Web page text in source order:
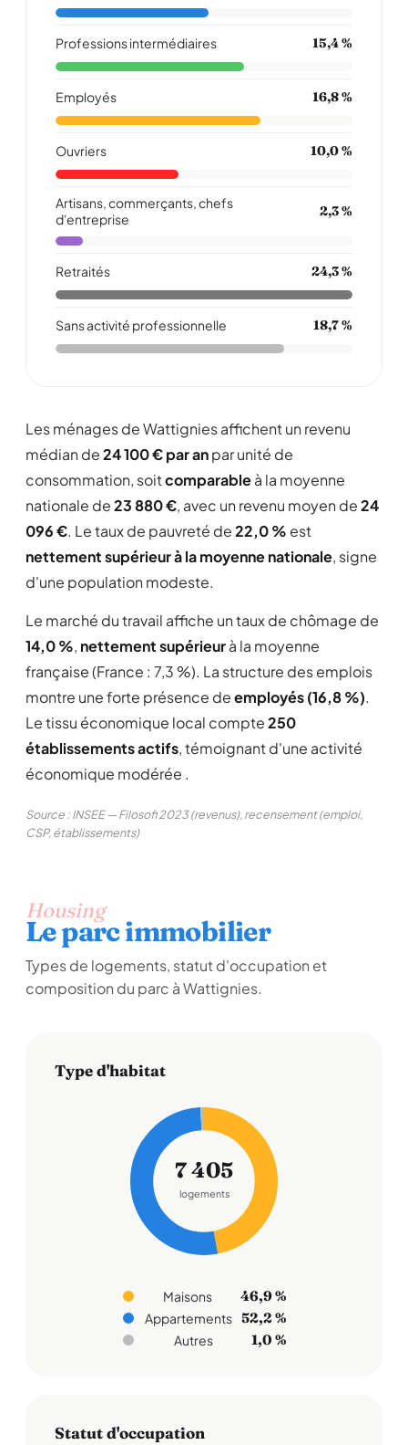
Professions intermédiaires 15,4 %
Employés 16,8 %
Ouvriers 10,0 %
Artisans, commerçants, chefs
d'entreprise
2,3 %
Retraités 24,3 %
Sans activité professionnelle 18,7 %
Les ménages de Wattignies affichent un revenu
médian de24 100 € par anpar unité de
consommation, soitcomparableà la moyenne
nationale de23 880 €, avec un revenu moyen de24
096 €. Le taux de pauvreté de22,0 % est
nettement supérieur à la moyenne nationale, signe
d'une population modeste.
Le marché du travail affiche un taux de chômage de
14,0 %, nettement supérieurà la moyenne
française (France : 7,3 %). La structure des emplois
montre une forte présence deemployés (16,8 %).
Le tissu économique local compte250
établissements actifs, témoignant d'une activité
économique modérée .
Source : INSEE — Filosofi 2023 (revenus), recensement (emploi,
CSP, établissements)
Housing
Le parc immobilier
Types de logements, statut d'occupation et
composition du parc à Wattignies.
Type d'habitat
7 405
logements
Maisons 46,9 %
Appartements 52,2 %
Autres 1,0 %
Statut d'occupation